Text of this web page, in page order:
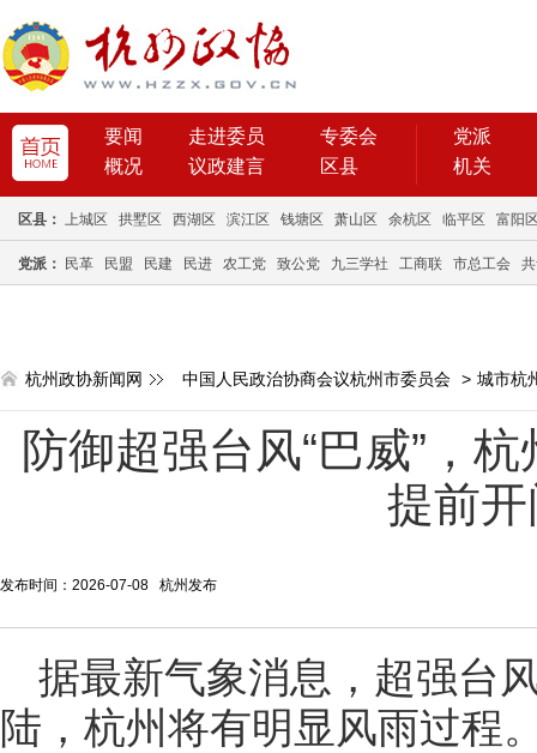
要闻 走进委员
专委会
概况
议政建言 区县
党派
机关
区县： 上城区 拱墅区 西湖区 滨江区 钱塘区 萧山区 余杭区 临平区 富阳
党派： 民革 民盟 民建 民进 农工党 致公党 九三学社 工商联 市总工会
杭州政协新闻网 中国人民政治协商会议杭州市委员会 > 城市杭
防御超强台风“巴威”，
提前
发布时间：2026-07-08 杭州发布
据最新气象消息，超强台
陆，杭州将有明显风雨过程